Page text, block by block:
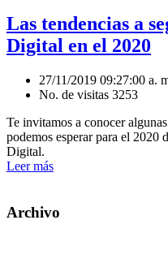
Las tendencias a
Digital en el 2020
27/11/2019 09:27:00 a.
No. de visitas 3253
Te invitamos a conocer
podemos esperar para el
Digital.
Leer más
Archivo